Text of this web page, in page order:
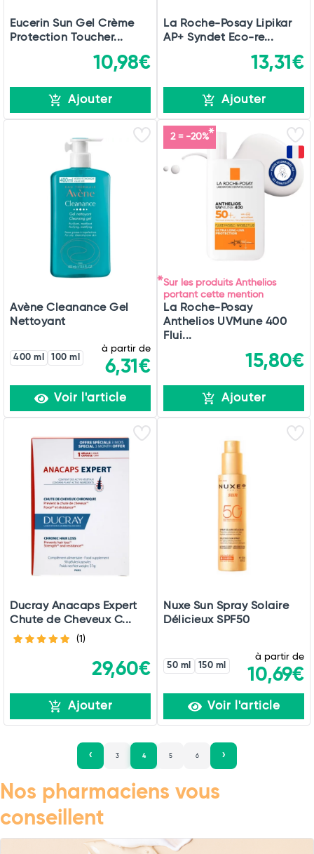
Eucerin Sun Gel Crème
Protection Toucher...
10,98€
Ajouter
La Roche-Posay Lipikar
AP+ Syndet Eco-re...
13,31€
Ajouter
Avène Cleanance Gel
Nettoyant
400 ml 100 ml
à partir de
6,31€
Voir l'article
2 = -20%
Sur les produits Anthelios
portant cette mention
La Roche-Posay
Anthelios UVMune 400
Flui...
15,80€
Ajouter
Ducray Anacaps Expert
Chute de Cheveux C...
(1)
29,60€
Ajouter
Nuxe Sun Spray Solaire
Délicieux SPF50
50 ml 150 ml
à partir de
10,69€
Voir l'article
3 4 5 6
Nos pharmaciens vous
conseillent